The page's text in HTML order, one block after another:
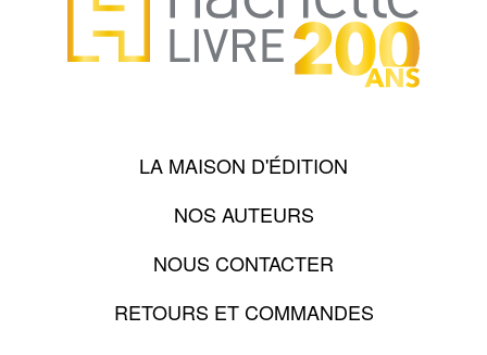
LA MAISON D'ÉDITION
NOS AUTEURS
NOUS CONTACTER
RETOURS ET COMMANDES